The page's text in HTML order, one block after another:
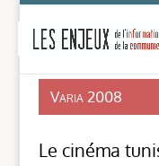
Varia 2008
Le cinéma